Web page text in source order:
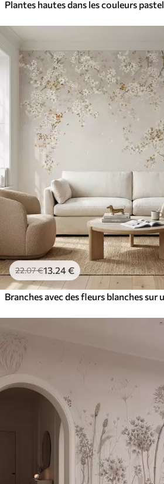
Plantes hautes dans les couleurs pastel
22.07€13 .24€